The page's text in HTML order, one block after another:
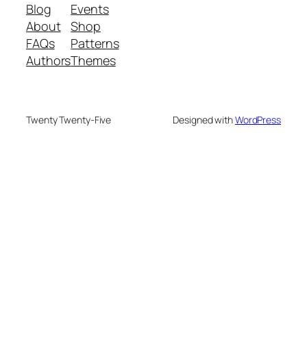
Blog
About
FAQs
Authors
Events
Shop
Patterns
Themes
Twenty Twenty-Five Designed withWordPress